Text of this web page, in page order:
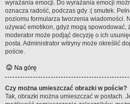
wyrażania emocji. Do wyrażania emocji
oznacza radość, podczas gdy :( smutek.
poziomu formularza tworzenia wiadomości.
używać emotikon, gdyż mogą spowodować,
moderator może podjąć decyzję o ich
posta. Administrator witryny może określić
poście.
Na górę
Czy można umieszczać obrazki w poście?
Tak, obrazki można umieszczać w postach.